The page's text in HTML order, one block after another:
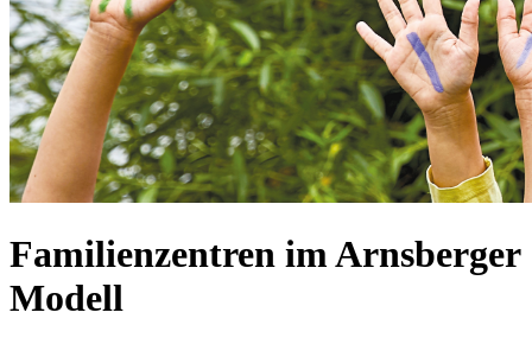
Familienzentren im Arnsberger
Modell